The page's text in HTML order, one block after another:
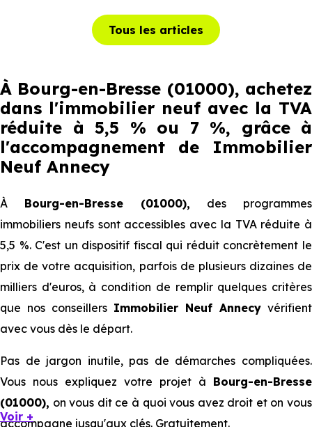
Tous les articles
À Bourg-en-Bresse (01000), achetez
dans l'immobilier neuf avec la TVA
réduite à 5,5 % ou 7 %, grâce à
l'accompagnement de Immobilier
Neuf Annecy
À Bourg-en-Bresse (01000), des programmes
immobiliers neufs sont accessibles avec la TVA réduite à
5,5 %. C'est un dispositif fiscal qui réduit concrètement le
prix de votre acquisition, parfois de plusieurs dizaines de
milliers d'euros, à condition de remplir quelques critères
que nos conseillers Immobilier Neuf Annecy vérifient
avec vous dès le départ.
Pas de jargon inutile, pas de démarches compliquées.
Vous nous expliquez votre projet à Bourg-en-Bresse
(01000), on vous dit ce à quoi vous avez droit et on vous
accompagne jusqu'aux clés. Gratuitement.
Voir +